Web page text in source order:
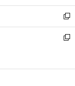
開
く
ウ
で
開
く
ン
ド
ウ
で
ウ
ィ
ン
ド
開
新
し
い
ン
新
ウ